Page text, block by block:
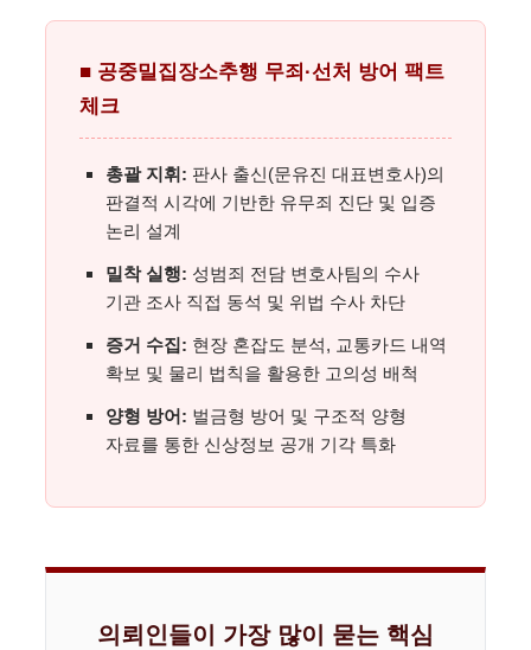
■ 공중밀집장소추행 무죄·선처 방어 팩트
체크
총괄 지휘: 판사 출신(문유진 대표변호사)의
판결적 시각에 기반한 유무죄 진단 및 입증
논리 설계
밀착 실행: 성범죄 전담 변호사팀의 수사
기관 조사 직접 동석 및 위법 수사 차단
증거 수집: 현장 혼잡도 분석, 교통카드 내역
확보 및 물리 법칙을 활용한 고의성 배척
양형 방어: 벌금형 방어 및 구조적 양형
자료를 통한 신상정보 공개 기각 특화
의뢰인들이 가장 많이 묻는 핵심